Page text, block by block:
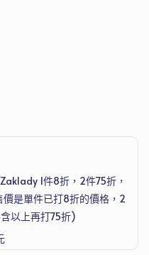
1件8折，2件75折，
是單件已打8折的價格，2
以上再打75折)